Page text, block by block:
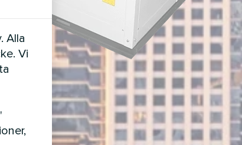
Alla
Vi